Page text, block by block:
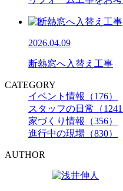
2026.04.09
断熱窓へ入替え工事
CATEGORY
イベント情報（176）
スタッフの日常（1241
家づくり情報（356）
進行中の現場（830）
AUTHOR